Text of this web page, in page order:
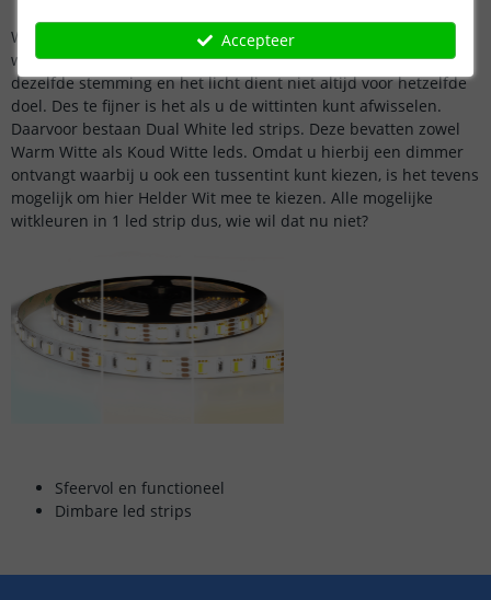
We kunnen ons best voorstellen dat kiezen tussen deze
wittinten niet eenvoudig is. U bent immers niet altijd in
dezelfde stemming en het licht dient niet altijd voor hetzelfde
doel. Des te fijner is het als u de wittinten kunt afwisselen.
Daarvoor bestaan Dual White led strips. Deze bevatten zowel
Warm Witte als Koud Witte leds. Omdat u hierbij een dimmer
ontvangt waarbij u ook een tussentint kunt kiezen, is het tevens
mogelijk om hier Helder Wit mee te kiezen. Alle mogelijke
witkleuren in 1 led strip dus, wie wil dat nu niet?
Sfeervol en functioneel
Dimbare led strips
Accepteer